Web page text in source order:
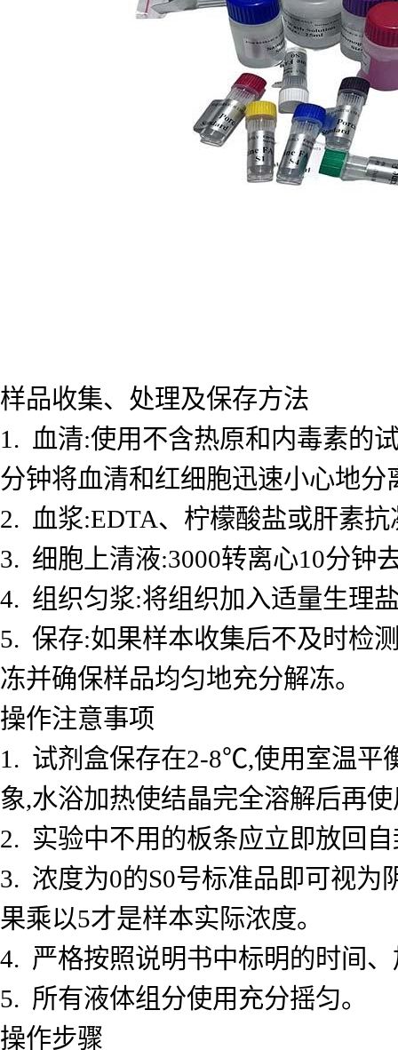
样品收集、处理及保存方法
1. 血清:使用不含热原和内毒素的
分钟将血清和红细胞迅速小心地分
2. 血浆:EDTA、柠檬酸盐或肝素
3. 细胞上清液:3000转离心10分钟
4. 组织匀浆:将组织加入适量生理
5. 保存:如果样本收集后不及时检
冻并确保样品均匀地充分解冻。
操作注意事项
1. 试剂盒保存在2-8℃,使用室温平
象,水浴加热使结晶完全溶解后再
2. 实验中不用的板条应立即放回
3. 浓度为0的S0号标准品即可视为
果乘以5才是样本实际浓度。
4. 严格按照说明书中标明的时间
5. 所有液体组分使用充分摇匀。
操作步骤